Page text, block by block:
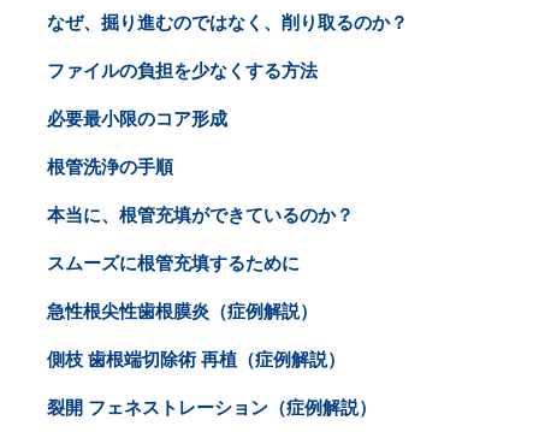
なぜ、掘り進むのではなく、削り取るのか？
ファイルの負担を少なくする方法
必要最小限のコア形成
根管洗浄の手順
本当に、根管充填ができているのか？
スムーズに根管充填するために
急性根尖性歯根膜炎（症例解説）
側枝 歯根端切除術 再植（症例解説）
裂開 フェネストレーション（症例解説）